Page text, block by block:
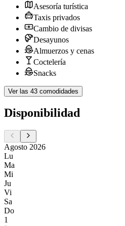
Asesoría turística
Taxis privados
Cambio de divisas
Desayunos
Almuerzos y cenas
Coctelería
Snacks
Ver las 43 comodidades
Disponibilidad
Agosto 2026
Lu
Ma
Mi
Ju
Vi
Sa
Do
1